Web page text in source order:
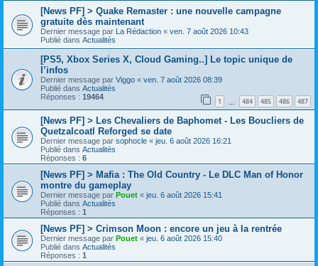
[News PF] > Quake Remaster : une nouvelle campagne
gratuite dès maintenant
Dernier message par La Rédaction « ven. 7 août 2026 10:43
Publié dans Actualités
[PS5, Xbox Series X, Cloud Gaming..] Le topic unique de
l’infos
Dernier message par Viggo « ven. 7 août 2026 08:39
Publié dans Actualités
Réponses : 19464 1 484 485 486 487
[News PF] > Les Chevaliers de Baphomet - Les Boucliers de
Quetzalcoatl Reforged se date
Dernier message par sophocle « jeu. 6 août 2026 16:21
Publié dans Actualités
Réponses : 6
[News PF] > Mafia : The Old Country - Le DLC Man of Honor
montre du gameplay
Dernier message par Pouet « jeu. 6 août 2026 15:41
Publié dans Actualités
Réponses : 1
[News PF] > Crimson Moon : encore un jeu à la rentrée
Dernier message par Pouet « jeu. 6 août 2026 15:40
Publié dans Actualités
Réponses : 1